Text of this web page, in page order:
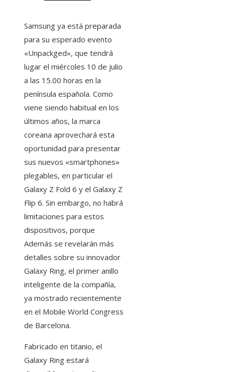
Samsung ya está preparada
para su esperado evento
«Unpackged», que tendrá
lugar el miércoles 10 de julio
a las 15.00 horas en la
península española. Como
viene siendo habitual en los
últimos años, la marca
coreana aprovechará esta
oportunidad para presentar
sus nuevos «smartphones»
plegables, en particular el
Galaxy Z Fold 6 y el Galaxy Z
Flip 6. Sin embargo, no habrá
limitaciones para estos
dispositivos, porque
Además se revelarán más
detalles sobre su innovador
Galaxy Ring, el primer anillo
inteligente de la compañía,
ya mostrado recientemente
en el Mobile World Congress
de Barcelona.
Fabricado en titanio, el
Galaxy Ring estará